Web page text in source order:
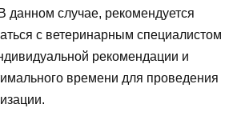
случае, рекомендуется
с ветеринарным специалистом
рекомендации и
времени для проведения